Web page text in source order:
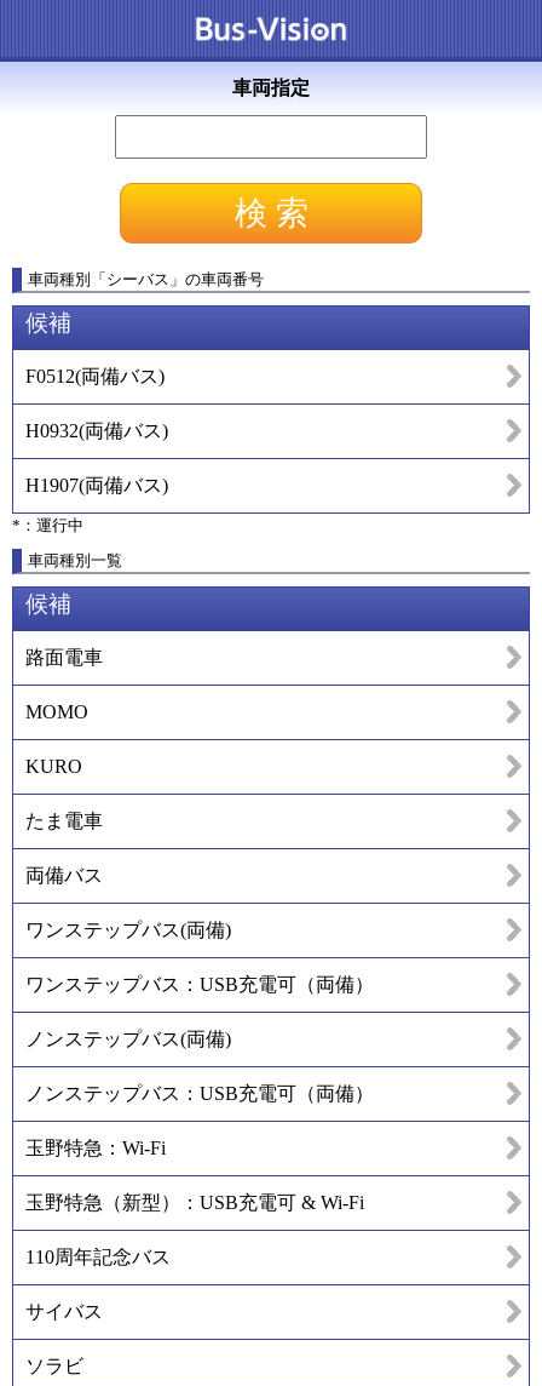
車両指定
車両種別 「 シーバス 」 の車両番号
候補
F0512(両備バス)
H0932(両備バス)
H1907(両備バス)
*：運行中
車両種別一覧
候補
路面電車
MOMO
KURO
たま電車
両備バス
ワンステップバス(両備)
ワンステップバス：USB充電可（両備）
ノンステップバス(両備)
ノンステップバス：USB充電可（両備）
玉野特急：Wi-Fi
玉野特急（新型）：USB充電可 & Wi-Fi
110周年記念バス
サイバス
ソラビ